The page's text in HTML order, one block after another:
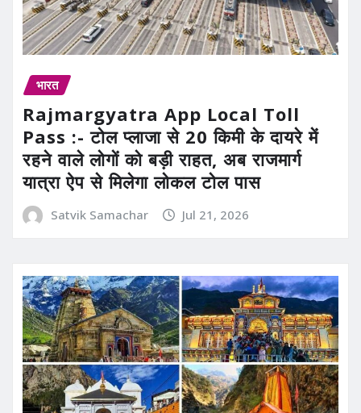
भारत
Rajmargyatra App Local Toll
Pass :- टोल प्लाजा से 20 किमी के दायरे में
रहने वाले लोगों को बड़ी राहत, अब राजमार्ग
यात्रा ऐप से मिलेगा लोकल टोल पास
Satvik Samachar Jul 21, 2026